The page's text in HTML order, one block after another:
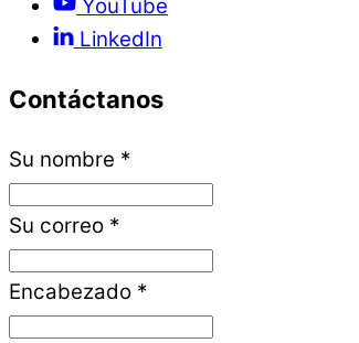
YouTube
LinkedIn
Contáctanos
Su nombre *
Su correo *
Encabezado *